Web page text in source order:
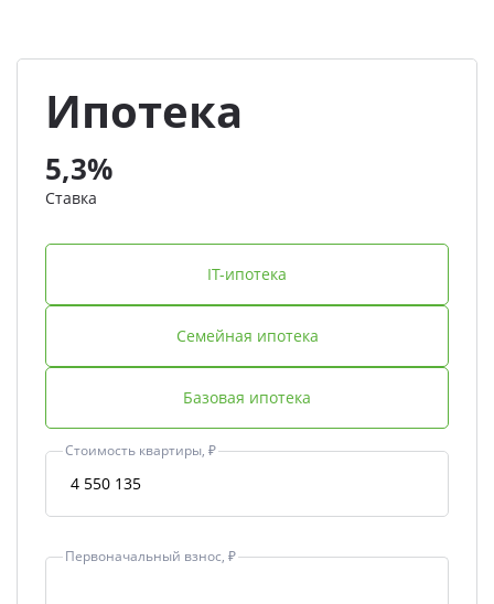
Ипотека
5,3%
Ставка
IT-ипотека
Семейная ипотека
Базовая ипотека
Стоимость квартиры, ₽
Первоначальный взнос, ₽